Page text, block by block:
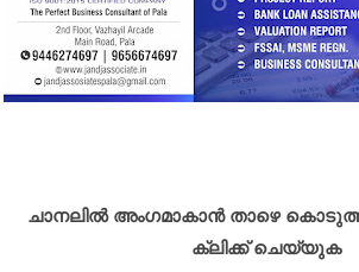
ചാനലിൽ അംഗമാകാൻ താഴെ
ക്ലിക്ക് ചെയ്യുക